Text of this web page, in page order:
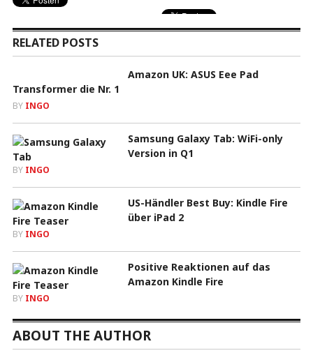
RELATED POSTS
Amazon UK: ASUS Eee Pad
Transformer die Nr. 1
BY INGO
Samsung Galaxy Tab: WiFi-only
Version in Q1
BY INGO
US-Händler Best Buy: Kindle Fire
über iPad 2
BY INGO
Positive Reaktionen auf das
Amazon Kindle Fire
BY INGO
ABOUT THE AUTHOR